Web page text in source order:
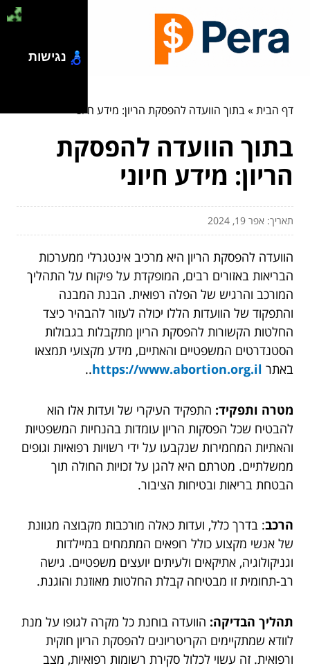
דף הבית»בתוך הוועדה להפסקת הריון: מידע חיוני
בתוך הוועדה להפסקת
הריון: מידע חיוני
תאריך: אפר 19, 2024
הוועדה להפסקת הריון היא מרכיב אינטגרלי ממערכות
הבריאות באזורים רבים, המופקדת על פיקוח על התהליך
המורכב והרגיש של הפלה רפואית. הבנת המבנה
והתפקוד של הוועדות הללו יכולה לעזור להבהיר כיצד
החלטות הקשורות להפסקת הריון מתקבלות בגבולות
הסטנדרטים המשפטיים והאתיים, מידע מקצועי תמצאו
באתר https://www.abortion.org.il
..
מטרה ותפקיד: התפקיד העיקרי של ועדות אלו הוא
להבטיח שכל הפסקות הריון עומדות בהנחיות המשפטיות
והאתיות המחמירות שנקבעו על ידי רשויות רפואיות וגופים
ממשלתיים. מטרתם היא להגן על זכויות החולה תוך
הבטחת בריאות ובטיחות הציבור.
הרכב: בדרך כלל, ועדות כאלה מורכבות מקבוצה מגוונת
של אנשי מקצוע כולל רופאים המתמחים במיילדות
וגניקולוגיה, אתיקאים ולעיתים יועצים משפטיים. גישה
רב-תחומית זו מבטיחה קבלת החלטות מאוזנת והוגנת.
תהליך הבדיקה: הוועדה בוחנת כל מקרה לגופו על מנת
לוודא שמתקיימים הקריטריונים להפסקת הריון חוקית
ורפואית. זה עשוי לכלול סקירת רשומות רפואיות, מצב
נגישות